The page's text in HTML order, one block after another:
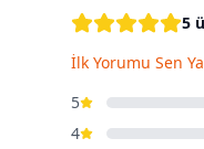
5
İlk Yorumu Sen
5
4